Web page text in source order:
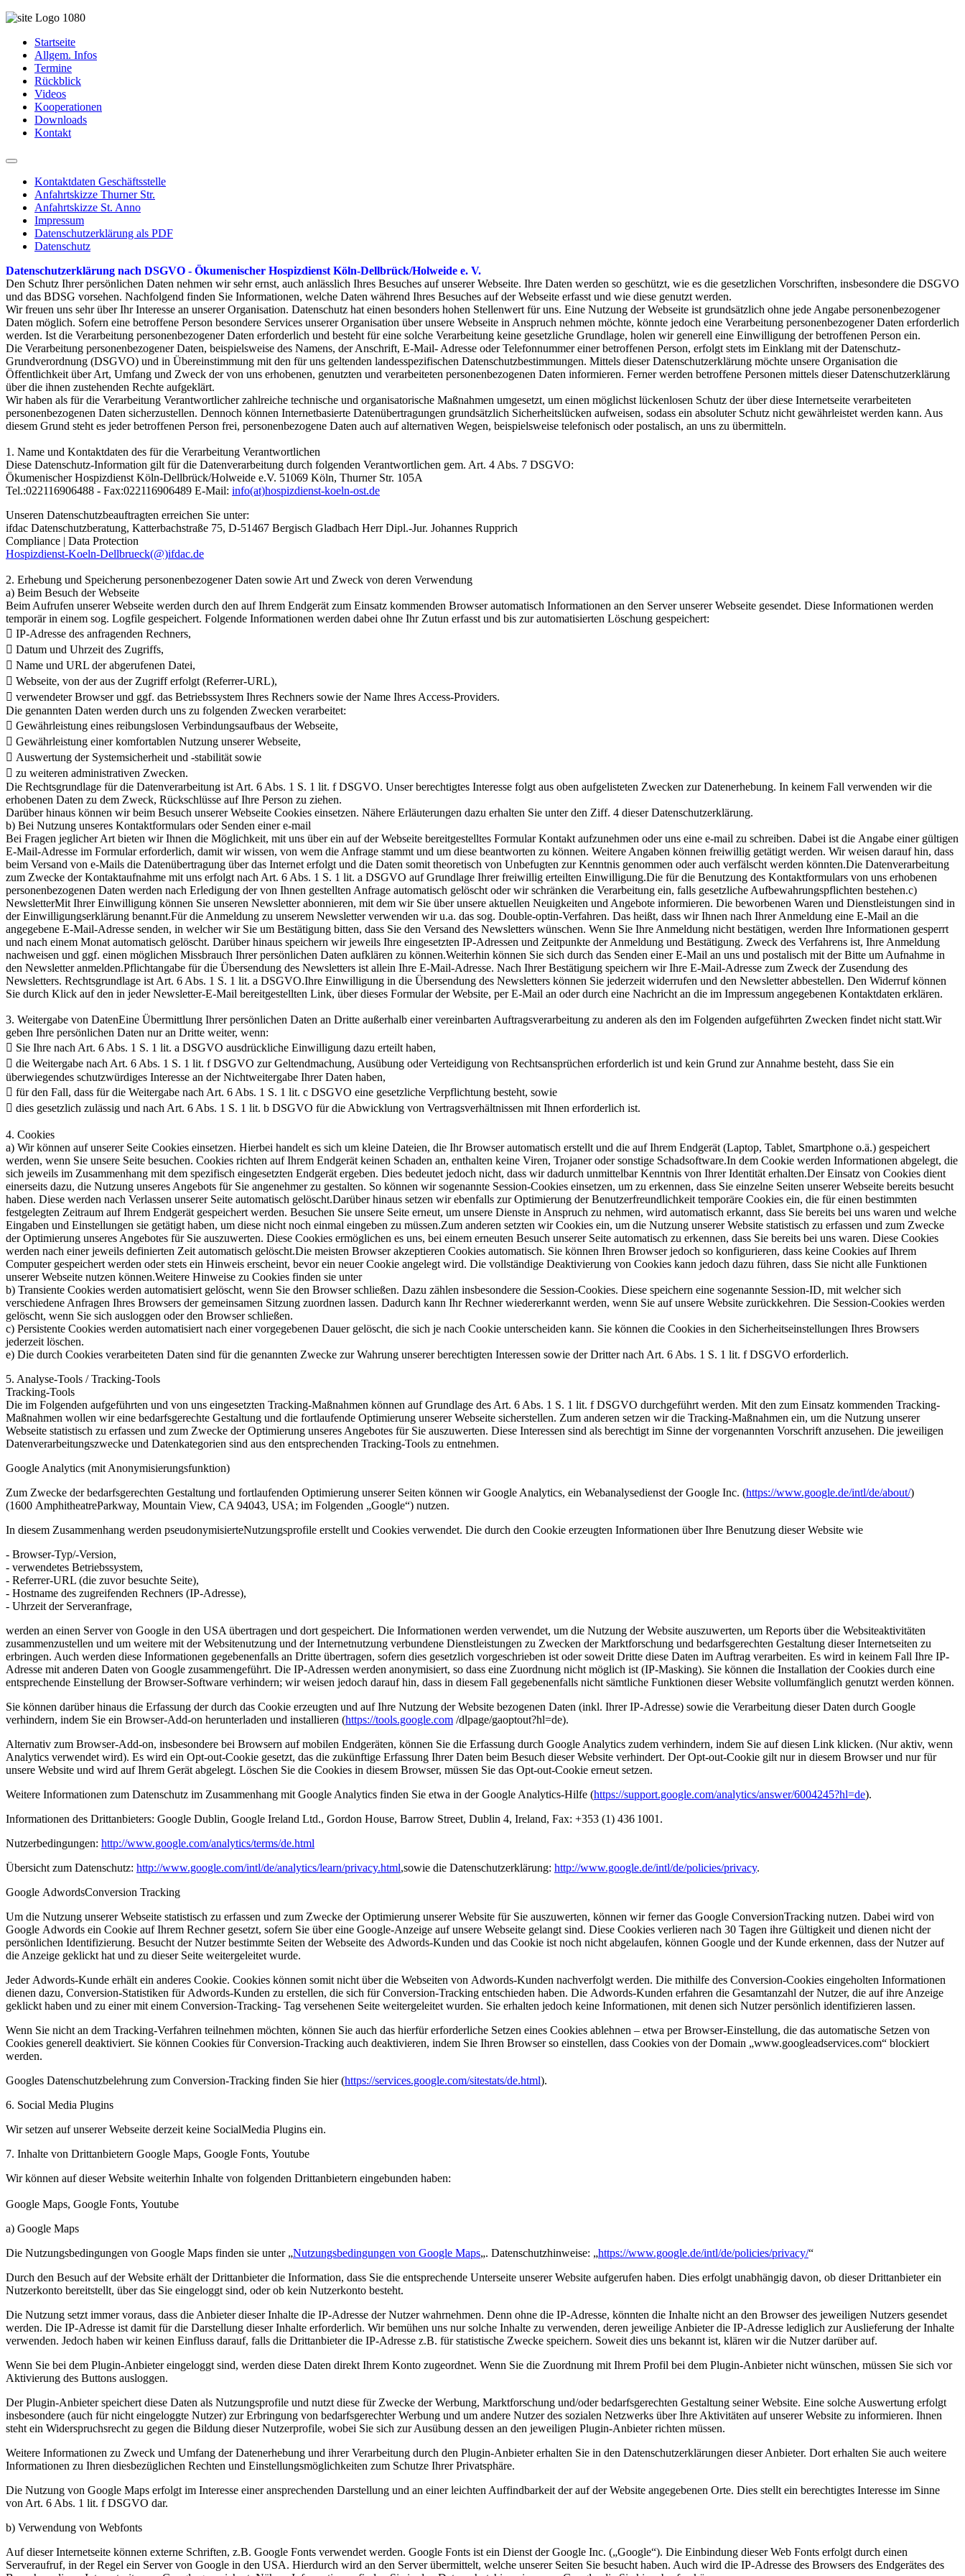
Startseite
Allgem. Infos
Termine
Rückblick
Videos
Kooperationen
Downloads
Kontakt
Kontaktdaten Geschäftsstelle
Anfahrtskizze Thurner Str.
Anfahrtskizze St. Anno
Impressum
Datenschutzerklärung als PDF
Datenschutz
Datenschutzerklärung nach DSGVO - Ökumenischer Hospizdienst Köln-Dellbrück/Holweide e. V.
Den Schutz Ihrer persönlichen Daten nehmen wir sehr ernst, auch anlässlich Ihres Besuches auf unserer Webseite. Ihre Daten werden so geschützt, wie es die gesetzlichen Vorschriften, insbesondere die DSGVO
und das BDSG vorsehen. Nachfolgend finden Sie Informationen, welche Daten während Ihres Besuches auf der Webseite erfasst und wie diese genutzt werden.
Wir freuen uns sehr über Ihr Interesse an unserer Organisation. Datenschutz hat einen besonders hohen Stellenwert für uns. Eine Nutzung der Webseite ist grundsätzlich ohne jede Angabe personenbezogener
Daten möglich. Sofern eine betroffene Person besondere Services unserer Organisation über unsere Webseite in Anspruch nehmen möchte, könnte jedoch eine Verarbeitung personenbezogener Daten erforderlich
werden. Ist die Verarbeitung personenbezogener Daten erforderlich und besteht für eine solche Verarbeitung keine gesetzliche Grundlage, holen wir generell eine Einwilligung der betroffenen Person ein.
Die Verarbeitung personenbezogener Daten, beispielsweise des Namens, der Anschrift, E-Mail- Adresse oder Telefonnummer einer betroffenen Person, erfolgt stets im Einklang mit der Datenschutz-
Grundverordnung (DSGVO) und in Übereinstimmung mit den für uns geltenden landesspezifischen Datenschutzbestimmungen. Mittels dieser Datenschutzerklärung möchte unsere Organisation die
Öffentlichkeit über Art, Umfang und Zweck der von uns erhobenen, genutzten und verarbeiteten personenbezogenen Daten informieren. Ferner werden betroffene Personen mittels dieser Datenschutzerklärung
über die ihnen zustehenden Rechte aufgeklärt.
Wir haben als für die Verarbeitung Verantwortlicher zahlreiche technische und organisatorische Maßnahmen umgesetzt, um einen möglichst lückenlosen Schutz der über diese Internetseite verarbeiteten
personenbezogenen Daten sicherzustellen. Dennoch können Internetbasierte Datenübertragungen grundsätzlich Sicherheitslücken aufweisen, sodass ein absoluter Schutz nicht gewährleistet werden kann. Aus
diesem Grund steht es jeder betroffenen Person frei, personenbezogene Daten auch auf alternativen Wegen, beispielsweise telefonisch oder postalisch, an uns zu übermitteln.
1. Name und Kontaktdaten des für die Verarbeitung Verantwortlichen
Diese Datenschutz-Information gilt für die Datenverarbeitung durch folgenden Verantwortlichen gem. Art. 4 Abs. 7 DSGVO:
Ökumenischer Hospizdienst Köln-Dellbrück/Holweide e.V. 51069 Köln, Thurner Str. 105A
Tel.:022116906488 - Fax:022116906489 E-Mail: info(at)hospizdienst-koeln-ost.de
Unseren Datenschutzbeauftragten erreichen Sie unter:
ifdac Datenschutzberatung, Katterbachstraße 75, D-51467 Bergisch Gladbach Herr Dipl.-Jur. Johannes Rupprich
Compliance | Data Protection
Hospizdienst-Koeln-Dellbrueck(@)ifdac.de
2. Erhebung und Speicherung personenbezogener Daten sowie Art und Zweck von deren Verwendung
a) Beim Besuch der Webseite
Beim Aufrufen unserer Webseite werden durch den auf Ihrem Endgerät zum Einsatz kommenden Browser automatisch Informationen an den Server unserer Webseite gesendet. Diese Informationen werden
temporär in einem sog. Logfile gespeichert. Folgende Informationen werden dabei ohne Ihr Zutun erfasst und bis zur automatisierten Löschung gespeichert:
 IP-Adresse des anfragenden Rechners,
 Datum und Uhrzeit des Zugriffs,
 Name und URL der abgerufenen Datei,
 Webseite, von der aus der Zugriff erfolgt (Referrer-URL),
 verwendeter Browser und ggf. das Betriebssystem Ihres Rechners sowie der Name Ihres Access-Providers.
Die genannten Daten werden durch uns zu folgenden Zwecken verarbeitet:
 Gewährleistung eines reibungslosen Verbindungsaufbaus der Webseite,
 Gewährleistung einer komfortablen Nutzung unserer Webseite,
 Auswertung der Systemsicherheit und -stabilität sowie
 zu weiteren administrativen Zwecken.
Die Rechtsgrundlage für die Datenverarbeitung ist Art. 6 Abs. 1 S. 1 lit. f DSGVO. Unser berechtigtes Interesse folgt aus oben aufgelisteten Zwecken zur Datenerhebung. In keinem Fall verwenden wir die
erhobenen Daten zu dem Zweck, Rückschlüsse auf Ihre Person zu ziehen.
Darüber hinaus können wir beim Besuch unserer Webseite Cookies einsetzen. Nähere Erläuterungen dazu erhalten Sie unter den Ziff. 4 dieser Datenschutzerklärung.
b) Bei Nutzung unseres Kontaktformulars oder Senden einer e-mail
Bei Fragen jeglicher Art bieten wir Ihnen die Möglichkeit, mit uns über ein auf der Webseite bereitgestelltes Formular Kontakt aufzunehmen oder uns eine e-mail zu schreiben. Dabei ist die Angabe einer gültigen
E-Mail-Adresse im Formular erforderlich, damit wir wissen, von wem die Anfrage stammt und um diese beantworten zu können. Weitere Angaben können freiwillig getätigt werden. Wir weisen darauf hin, dass
beim Versand von e-Mails die Datenübertragung über das Internet erfolgt und die Daten somit theoretisch von Unbefugten zur Kenntnis genommen oder auch verfälscht werden könnten.Die Datenverarbeitung
zum Zwecke der Kontaktaufnahme mit uns erfolgt nach Art. 6 Abs. 1 S. 1 lit. a DSGVO auf Grundlage Ihrer freiwillig erteilten Einwilligung.Die für die Benutzung des Kontaktformulars von uns erhobenen
personenbezogenen Daten werden nach Erledigung der von Ihnen gestellten Anfrage automatisch gelöscht oder wir schränken die Verarbeitung ein, falls gesetzliche Aufbewahrungspflichten bestehen.c)
NewsletterMit Ihrer Einwilligung können Sie unseren Newsletter abonnieren, mit dem wir Sie über unsere aktuellen Neuigkeiten und Angebote informieren. Die beworbenen Waren und Dienstleistungen sind in
der Einwilligungserklärung benannt.Für die Anmeldung zu unserem Newsletter verwenden wir u.a. das sog. Double-optin-Verfahren. Das heißt, dass wir Ihnen nach Ihrer Anmeldung eine E-Mail an die
angegebene E-Mail-Adresse senden, in welcher wir Sie um Bestätigung bitten, dass Sie den Versand des Newsletters wünschen. Wenn Sie Ihre Anmeldung nicht bestätigen, werden Ihre Informationen gesperrt
und nach einem Monat automatisch gelöscht. Darüber hinaus speichern wir jeweils Ihre eingesetzten IP-Adressen und Zeitpunkte der Anmeldung und Bestätigung. Zweck des Verfahrens ist, Ihre Anmeldung
nachweisen und ggf. einen möglichen Missbrauch Ihrer persönlichen Daten aufklären zu können.Weiterhin können Sie sich durch das Senden einer E-Mail an uns und postalisch mit der Bitte um Aufnahme in
den Newsletter anmelden.Pflichtangabe für die Übersendung des Newsletters ist allein Ihre E-Mail-Adresse. Nach Ihrer Bestätigung speichern wir Ihre E-Mail-Adresse zum Zweck der Zusendung des
Newsletters. Rechtsgrundlage ist Art. 6 Abs. 1 S. 1 lit. a DSGVO.Ihre Einwilligung in die Übersendung des Newsletters können Sie jederzeit widerrufen und den Newsletter abbestellen. Den Widerruf können
Sie durch Klick auf den in jeder Newsletter-E-Mail bereitgestellten Link, über dieses Formular der Website, per E-Mail an oder durch eine Nachricht an die im Impressum angegebenen Kontaktdaten erklären.
3. Weitergabe von DatenEine Übermittlung Ihrer persönlichen Daten an Dritte außerhalb einer vereinbarten Auftragsverarbeitung zu anderen als den im Folgenden aufgeführten Zwecken findet nicht statt.Wir
geben Ihre persönlichen Daten nur an Dritte weiter, wenn:
 Sie Ihre nach Art. 6 Abs. 1 S. 1 lit. a DSGVO ausdrückliche Einwilligung dazu erteilt haben,
 die Weitergabe nach Art. 6 Abs. 1 S. 1 lit. f DSGVO zur Geltendmachung, Ausübung oder Verteidigung von Rechtsansprüchen erforderlich ist und kein Grund zur Annahme besteht, dass Sie ein
überwiegendes schutzwürdiges Interesse an der Nichtweitergabe Ihrer Daten haben,
 für den Fall, dass für die Weitergabe nach Art. 6 Abs. 1 S. 1 lit. c DSGVO eine gesetzliche Verpflichtung besteht, sowie
 dies gesetzlich zulässig und nach Art. 6 Abs. 1 S. 1 lit. b DSGVO für die Abwicklung von Vertragsverhältnissen mit Ihnen erforderlich ist.
4. Cookies
a) Wir können auf unserer Seite Cookies einsetzen. Hierbei handelt es sich um kleine Dateien, die Ihr Browser automatisch erstellt und die auf Ihrem Endgerät (Laptop, Tablet, Smartphone o.ä.) gespeichert
werden, wenn Sie unsere Seite besuchen. Cookies richten auf Ihrem Endgerät keinen Schaden an, enthalten keine Viren, Trojaner oder sonstige Schadsoftware.In dem Cookie werden Informationen abgelegt, die
sich jeweils im Zusammenhang mit dem spezifisch eingesetzten Endgerät ergeben. Dies bedeutet jedoch nicht, dass wir dadurch unmittelbar Kenntnis von Ihrer Identität erhalten.Der Einsatz von Cookies dient
einerseits dazu, die Nutzung unseres Angebots für Sie angenehmer zu gestalten. So können wir sogenannte Session-Cookies einsetzen, um zu erkennen, dass Sie einzelne Seiten unserer Webseite bereits besucht
haben. Diese werden nach Verlassen unserer Seite automatisch gelöscht.Darüber hinaus setzen wir ebenfalls zur Optimierung der Benutzerfreundlichkeit temporäre Cookies ein, die für einen bestimmten
festgelegten Zeitraum auf Ihrem Endgerät gespeichert werden. Besuchen Sie unsere Seite erneut, um unsere Dienste in Anspruch zu nehmen, wird automatisch erkannt, dass Sie bereits bei uns waren und welche
Eingaben und Einstellungen sie getätigt haben, um diese nicht noch einmal eingeben zu müssen.Zum anderen setzten wir Cookies ein, um die Nutzung unserer Website statistisch zu erfassen und zum Zwecke
der Optimierung unseres Angebotes für Sie auszuwerten. Diese Cookies ermöglichen es uns, bei einem erneuten Besuch unserer Seite automatisch zu erkennen, dass Sie bereits bei uns waren. Diese Cookies
werden nach einer jeweils definierten Zeit automatisch gelöscht.Die meisten Browser akzeptieren Cookies automatisch. Sie können Ihren Browser jedoch so konfigurieren, dass keine Cookies auf Ihrem
Computer gespeichert werden oder stets ein Hinweis erscheint, bevor ein neuer Cookie angelegt wird. Die vollständige Deaktivierung von Cookies kann jedoch dazu führen, dass Sie nicht alle Funktionen
unserer Webseite nutzen können.Weitere Hinweise zu Cookies finden sie unter
b) Transiente Cookies werden automatisiert gelöscht, wenn Sie den Browser schließen. Dazu zählen insbesondere die Session-Cookies. Diese speichern eine sogenannte Session-ID, mit welcher sich
verschiedene Anfragen Ihres Browsers der gemeinsamen Sitzung zuordnen lassen. Dadurch kann Ihr Rechner wiedererkannt werden, wenn Sie auf unsere Website zurückkehren. Die Session-Cookies werden
gelöscht, wenn Sie sich ausloggen oder den Browser schließen.
c) Persistente Cookies werden automatisiert nach einer vorgegebenen Dauer gelöscht, die sich je nach Cookie unterscheiden kann. Sie können die Cookies in den Sicherheitseinstellungen Ihres Browsers
jederzeit löschen.
e) Die durch Cookies verarbeiteten Daten sind für die genannten Zwecke zur Wahrung unserer berechtigten Interessen sowie der Dritter nach Art. 6 Abs. 1 S. 1 lit. f DSGVO erforderlich.
5. Analyse-Tools /Tracking-Tools
Tracking-Tools
Die im Folgenden aufgeführten und von uns eingesetzten Tracking-Maßnahmen können auf Grundlage des Art. 6 Abs. 1 S. 1 lit. f DSGVO durchgeführt werden. Mit den zum Einsatz kommenden Tracking-
Maßnahmen wollen wir eine bedarfsgerechte Gestaltung und die fortlaufende Optimierung unserer Webseite sicherstellen. Zum anderen setzen wir die Tracking-Maßnahmen ein, um die Nutzung unserer
Webseite statistisch zu erfassen und zum Zwecke der Optimierung unseres Angebotes für Sie auszuwerten. Diese Interessen sind als berechtigt im Sinne der vorgenannten Vorschrift anzusehen. Die jeweiligen
Datenverarbeitungszwecke und Datenkategorien sind aus den entsprechenden Tracking-Tools zu entnehmen.
Google Analytics (mit Anonymisierungsfunktion)
Zum Zwecke der bedarfsgerechten Gestaltung und fortlaufenden Optimierung unserer Seiten können wir Google Analytics, ein Webanalysedienst der Google Inc. (https://www.google.de/intl/de/about/)
(1600 AmphitheatreParkway, Mountain View, CA 94043, USA; im Folgenden „Google“) nutzen.
In diesem Zusammenhang werden pseudonymisierteNutzungsprofile erstellt und Cookies verwendet. Die durch den Cookie erzeugten Informationen über Ihre Benutzung dieser Website wie
- Browser-Typ/-Version,
- verwendetes Betriebssystem,
- Referrer-URL (die zuvor besuchte Seite),
- Hostname des zugreifenden Rechners (IP-Adresse),
- Uhrzeit der Serveranfrage,
werden an einen Server von Google in den USA übertragen und dort gespeichert. Die Informationen werden verwendet, um die Nutzung der Website auszuwerten, um Reports über die Websiteaktivitäten
zusammenzustellen und um weitere mit der Websitenutzung und der Internetnutzung verbundene Dienstleistungen zu Zwecken der Marktforschung und bedarfsgerechten Gestaltung dieser Internetseiten zu
erbringen. Auch werden diese Informationen gegebenenfalls an Dritte übertragen, sofern dies gesetzlich vorgeschrieben ist oder soweit Dritte diese Daten im Auftrag verarbeiten. Es wird in keinem Fall Ihre IP-
Adresse mit anderen Daten von Google zusammengeführt. Die IP-Adressen werden anonymisiert, so dass eine Zuordnung nicht möglich ist (IP-Masking). Sie können die Installation der Cookies durch eine
entsprechende Einstellung der Browser-Software verhindern; wir weisen jedoch darauf hin, dass in diesem Fall gegebenenfalls nicht sämtliche Funktionen dieser Website vollumfänglich genutzt werden können.
Sie können darüber hinaus die Erfassung der durch das Cookie erzeugten und auf Ihre Nutzung der Website bezogenen Daten (inkl. Ihrer IP-Adresse) sowie die Verarbeitung dieser Daten durch Google
verhindern, indem Sie ein Browser-Add-on herunterladen und installieren (https://tools.google.com /dlpage/gaoptout?hl=de).
Alternativ zum Browser-Add-on, insbesondere bei Browsern auf mobilen Endgeräten, können Sie die Erfassung durch Google Analytics zudem verhindern, indem Sie auf diesen Link klicken. (Nur aktiv, wenn
Analytics verwendet wird). Es wird ein Opt-out-Cookie gesetzt, das die zukünftige Erfassung Ihrer Daten beim Besuch dieser Website verhindert. Der Opt-out-Cookie gilt nur in diesem Browser und nur für
unsere Website und wird auf Ihrem Gerät abgelegt. Löschen Sie die Cookies in diesem Browser, müssen Sie das Opt-out-Cookie erneut setzen.
Weitere Informationen zum Datenschutz im Zusammenhang mit Google Analytics finden Sie etwa in der Google Analytics-Hilfe (https://support.google.com/analytics/answer/6004245?hl=de).
Informationen des Drittanbieters: Google Dublin, Google Ireland Ltd., Gordon House, Barrow Street, Dublin 4, Ireland, Fax: +353 (1) 436 1001.
Nutzerbedingungen: http://www.google.com/analytics/terms/de.html
Übersicht zum Datenschutz: http://www.google.com/intl/de/analytics/learn/privacy.html,sowie die Datenschutzerklärung: http://www.google.de/intl/de/policies/privacy.
Google AdwordsConversion Tracking
Um die Nutzung unserer Webseite statistisch zu erfassen und zum Zwecke der Optimierung unserer Website für Sie auszuwerten, können wir ferner das Google ConversionTracking nutzen. Dabei wird von
Google Adwords ein Cookie auf Ihrem Rechner gesetzt, sofern Sie über eine Google-Anzeige auf unsere Webseite gelangt sind. Diese Cookies verlieren nach 30 Tagen ihre Gültigkeit und dienen nicht der
persönlichen Identifizierung. Besucht der Nutzer bestimmte Seiten der Webseite des Adwords-Kunden und das Cookie ist noch nicht abgelaufen, können Google und der Kunde erkennen, dass der Nutzer auf
die Anzeige geklickt hat und zu dieser Seite weitergeleitet wurde.
Jeder Adwords-Kunde erhält ein anderes Cookie. Cookies können somit nicht über die Webseiten von Adwords-Kunden nachverfolgt werden. Die mithilfe des Conversion-Cookies eingeholten Informationen
dienen dazu, Conversion-Statistiken für Adwords-Kunden zu erstellen, die sich für Conversion-Tracking entschieden haben. Die Adwords-Kunden erfahren die Gesamtanzahl der Nutzer, die auf ihre Anzeige
geklickt haben und zu einer mit einem Conversion-Tracking- Tag versehenen Seite weitergeleitet wurden. Sie erhalten jedoch keine Informationen, mit denen sich Nutzer persönlich identifizieren lassen.
Wenn Sie nicht an dem Tracking-Verfahren teilnehmen möchten, können Sie auch das hierfür erforderliche Setzen eines Cookies ablehnen – etwa per Browser-Einstellung, die das automatische Setzen von
Cookies generell deaktiviert. Sie können Cookies für Conversion-Tracking auch deaktivieren, indem Sie Ihren Browser so einstellen, dass Cookies von der Domain „www.googleadservices.com“ blockiert
werden.
Googles Datenschutzbelehrung zum Conversion-Tracking finden Sie hier (https://services.google.com/sitestats/de.html).
6. Social Media Plugins
Wir setzen auf unserer Webseite derzeit keine SocialMedia Plugins ein.
7. Inhalte von Drittanbietern Google Maps, Google Fonts, Youtube
Wir können auf dieser Website weiterhin Inhalte von folgenden Drittanbietern eingebunden haben:
Google Maps, Google Fonts, Youtube
a) Google Maps
Die Nutzungsbedingungen von Google Maps finden sie unter „Nutzungsbedingungen von Google Maps„. Datenschutzhinweise: „https://www.google.de/intl/de/policies/privacy/“
Durch den Besuch auf der Website erhält der Drittanbieter die Information, dass Sie die entsprechende Unterseite unserer Website aufgerufen haben. Dies erfolgt unabhängig davon, ob dieser Drittanbieter ein
Nutzerkonto bereitstellt, über das Sie eingeloggt sind, oder ob kein Nutzerkonto besteht.
Die Nutzung setzt immer voraus, dass die Anbieter dieser Inhalte die IP-Adresse der Nutzer wahrnehmen. Denn ohne die IP-Adresse, könnten die Inhalte nicht an den Browser des jeweiligen Nutzers gesendet
werden. Die IP-Adresse ist damit für die Darstellung dieser Inhalte erforderlich. Wir bemühen uns nur solche Inhalte zu verwenden, deren jeweilige Anbieter die IP-Adresse lediglich zur Auslieferung der Inhalte
verwenden. Jedoch haben wir keinen Einfluss darauf, falls die Drittanbieter die IP-Adresse z.B. für statistische Zwecke speichern. Soweit dies uns bekannt ist, klären wir die Nutzer darüber auf.
Wenn Sie bei dem Plugin-Anbieter eingeloggt sind, werden diese Daten direkt Ihrem Konto zugeordnet. Wenn Sie die Zuordnung mit Ihrem Profil bei dem Plugin-Anbieter nicht wünschen, müssen Sie sich vor
Aktivierung des Buttons ausloggen.
Der Plugin-Anbieter speichert diese Daten als Nutzungsprofile und nutzt diese für Zwecke der Werbung, Marktforschung und/oder bedarfsgerechten Gestaltung seiner Website. Eine solche Auswertung erfolgt
insbesondere (auch für nicht eingeloggte Nutzer) zur Erbringung von bedarfsgerechter Werbung und um andere Nutzer des sozialen Netzwerks über Ihre Aktivitäten auf unserer Website zu informieren. Ihnen
steht ein Widerspruchsrecht zu gegen die Bildung dieser Nutzerprofile, wobei Sie sich zur Ausübung dessen an den jeweiligen Plugin-Anbieter richten müssen.
Weitere Informationen zu Zweck und Umfang der Datenerhebung und ihrer Verarbeitung durch den Plugin-Anbieter erhalten Sie in den Datenschutzerklärungen dieser Anbieter. Dort erhalten Sie auch weitere
Informationen zu Ihren diesbezüglichen Rechten und Einstellungsmöglichkeiten zum Schutze Ihrer Privatsphäre.
Die Nutzung von Google Maps erfolgt im Interesse einer ansprechenden Darstellung und an einer leichten Auffindbarkeit der auf der Website angegebenen Orte. Dies stellt ein berechtigtes Interesse im Sinne
von Art. 6 Abs. 1 lit. f DSGVO dar.
b) Verwendung von Webfonts
Auf dieser Internetseite können externe Schriften, z.B. Google Fonts verwendet werden. Google Fonts ist ein Dienst der Google Inc. („Google“). Die Einbindung dieser Web Fonts erfolgt durch einen
Serveraufruf, in der Regel ein Server von Google in den USA. Hierdurch wird an den Server übermittelt, welche unserer Seiten Sie besucht haben. Auch wird die IP-Adresse des Browsers des Endgerätes des